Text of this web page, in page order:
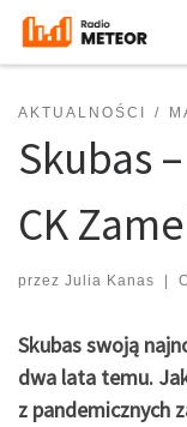
Przejdź do treści
AKTUALNOŚCI
Skubas
CK
przez Julia Kanas
Skubas swoją
dwa lata temu.
z pandemicznych